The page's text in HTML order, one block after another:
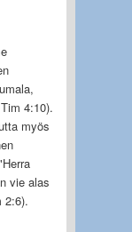
4:10).
myös
vie alas
2:6).